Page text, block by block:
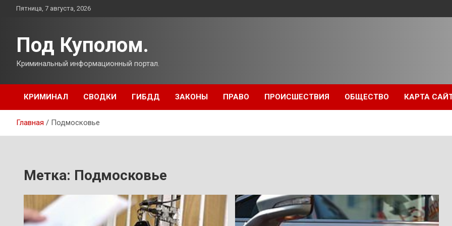
ПерейтиПятница, 7 августа, 2026
Под Куполом.
Криминальный информационный портал.
КРИМИНАЛ СВОДКИ ГИБДД ЗАКОНЫ ПРАВО ПРОИСШЕСТВИЯ ОБЩЕСТВО КАРТА
Главная Подмосковье
Метка: Подмосковье